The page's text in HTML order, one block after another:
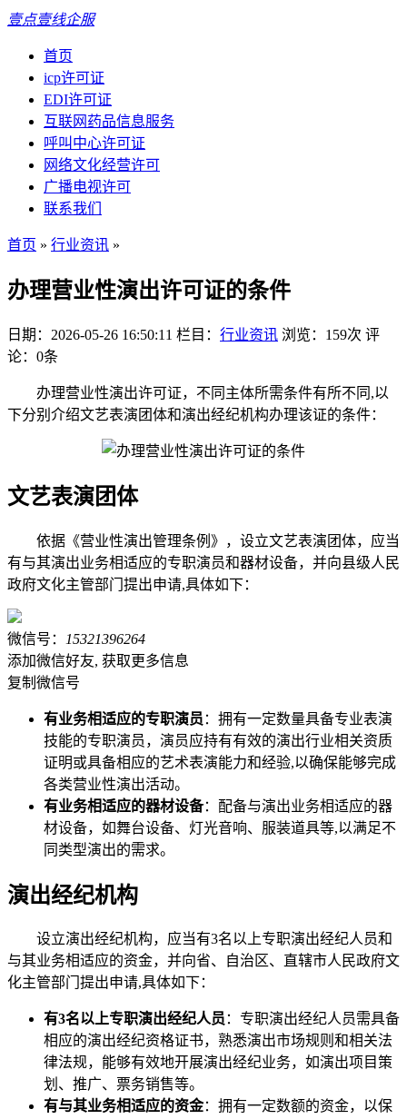
壹点壹线企服
首页
icp许可证
EDI许可证
互联网药品信息服务
呼叫中心许可证
网络文化经营许可
广播电视许可
联系我们
首页 » 行业资讯 »
办理营业性演出许可证的条件
日期：2026-05-26 16:50:11 栏目： 行业资讯 浏览：159次 评
论：0条
办理营业性演出许可证，不同主体所需条件有所不同,以
下分别介绍文艺表演团体和演出经纪机构办理该证的条件：
文艺表演团体
依据《营业性演出管理条例》，设立文艺表演团体，应当
有与其演出业务相适应的专职演员和器材设备，并向县级人民
政府文化主管部门提出申请,具体如下：
微信号：
15321396264
添加微信好友, 获取更多信息
复制微信号
有业务相适应的专职演员 ：拥有一定数量具备专业表演
技能的专职演员，演员应持有有效的演出行业相关资质
证明或具备相应的艺术表演能力和经验,以确保能够完成
各类营业性演出活动。
有业务相适应的器材设备：配备与演出业务相适应的器
材设备，如舞台设备、灯光音响、服装道具等,以满足不
同类型演出的需求。
演出经纪机构
设立演出经纪机构，应当有3名以上专职演出经纪人员和
与其业务相适应的资金，并向省、自治区、直辖市人民政府文
化主管部门提出申请,具体如下：
有3名以上专职演出经纪人员 ：专职演出经纪人员需具备
相应的演出经纪资格证书，熟悉演出市场规则和相关法
律法规，能够有效地开展演出经纪业务，如演出项目策
划、推广、票务销售等。
有与其业务相适应的资金：拥有一定数额的资金，以保